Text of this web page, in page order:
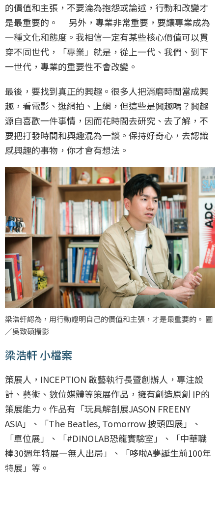
的價值和主張，不要淪為抱怨或論述，行動和改變才
是最重要的。 另外，專業非常重要，要讓專業成為
一種文化和態度。我相信一定有某些核心價值可以貫
穿不同世代，「專業」就是，從上一代、我們、到下
一世代，專業的重要性不會改變。
最後，要找到真正的興趣。很多人把消磨時間當成興
趣，看電影、逛網拍、上網，但這些是興趣嗎？興趣
源自喜歡一件事情，因而花時間去研究、去了解，不
要把打發時間和興趣混為一談。保持好奇心，去認識
感興趣的事物，你才會有想法。
梁浩軒認為，用行動證明自己的價值和主張，才是最重要的。 圖
／吳致碩攝影
梁浩軒 小檔案
策展人，INCEPTION 啟藝執行長暨創辦人，專注設
計、藝術、數位媒體等策展作品，擁有創造原創 IP的
策展能力。作品有「玩具解剖展JASON FREENY
ASIA」、「The Beatles, Tomorrow 披頭四展」、
「單位展」、「#DINOLAB恐龍實驗室」、「中華職
棒30週年特展—無人出局」、「哆啦A夢誕生前100年
特展」等。